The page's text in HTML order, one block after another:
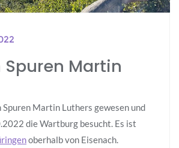
Spuren Martin
Spuren Martin Luthers gewesen und
die Wartburg besucht. Es ist
oberhalb von Eisenach.